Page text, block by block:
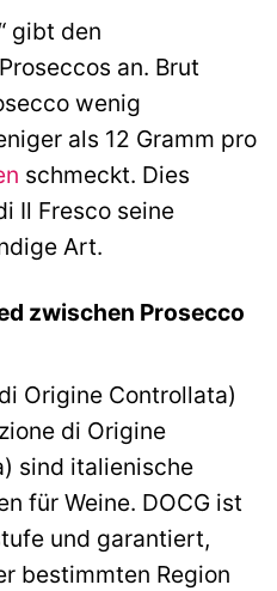
gibt den
an. Brut
wenig
als 12 Gramm pro
schmeckt. Dies
Il Fresco seine
Art.
zwischen Prosecco
Origine Controllata)
di Origine
sind italienische
für Weine. DOCG ist
und garantiert,
bestimmten Region